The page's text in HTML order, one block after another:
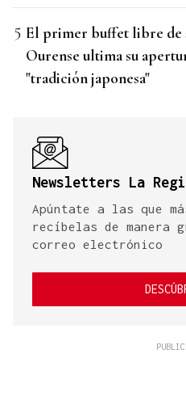
El primer buffet libre de
Ourense ultima su
"tradición japonesa"
Newsletters La
Apúntate a las que
recíbelas de manera
correo electrónico